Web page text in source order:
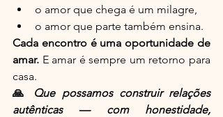
o amor que chega é um milagre,
o amor que parte também ensina.
Cada encontro é uma oportunidade de
amar. E amar é sempre um retorno para
casa.
🙏 Que possamos construir relações
autênticas — com honestidade,